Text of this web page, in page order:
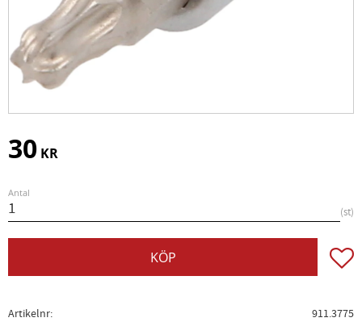
30 KR
Antal
st
KÖP
Artikelnr 911.3775